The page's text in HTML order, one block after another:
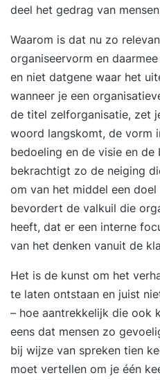
deel het gedrag van
Waarom is dat nu zo
organiseervorm en
en niet datgene waar het
wanneer je een
de titel zelforganisatie, zet
woord langskomt, de vorm
bedoeling en de visie en
bekrachtigt zo de neiging
om van het middel een
bevordert de valkuil die
heeft, dat er een interne
van het denken vanuit de
Het is de kunst om het
te laten ontstaan en juist
– hoe aantrekkelijk die ook
eens dat mensen zo
bij wijze van spreken tien
moet vertellen om je één